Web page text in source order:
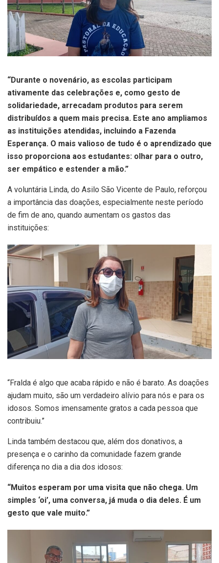
“Durante o novenário, as escolas participam
ativamente das celebrações e, como gesto de
solidariedade, arrecadam produtos para serem
distribuídos a quem mais precisa. Este ano ampliamos
as instituições atendidas, incluindo a Fazenda
Esperança. O mais valioso de tudo é o aprendizado que
isso proporciona aos estudantes: olhar para o outro,
ser empático e estender a mão.”
A voluntária Linda, do Asilo São Vicente de Paulo, reforçou
a importância das doações, especialmente neste período
de fim de ano, quando aumentam os gastos das
instituições:
“Fralda é algo que acaba rápido e não é barato. As doações
ajudam muito, são um verdadeiro alívio para nós e para os
idosos. Somos imensamente gratos a cada pessoa que
contribuiu.”
Linda também destacou que, além dos donativos, a
presença e o carinho da comunidade fazem grande
diferença no dia a dia dos idosos:
“Muitos esperam por uma visita que não chega. Um
simples ‘oi’, uma conversa, já muda o dia deles. É um
gesto que vale muito.”